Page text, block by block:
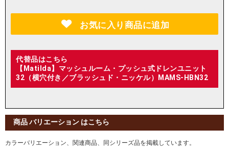
お気に入り商品に追加
代替品はこちら
【Matilda】マッシュルーム・プッシュ式ドレンユニット
32（横穴付き／ブラッシュド・ニッケル）MAMS-HBN32
商品 バリエーション はこちら
カラーバリエーション、関連商品、同シリーズ品を掲載しています。